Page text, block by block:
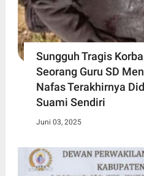
Sungguh Tragis
Seorang Guru SD
Nafas Terakhirnya
Suami Sendiri
Juni 03, 2025